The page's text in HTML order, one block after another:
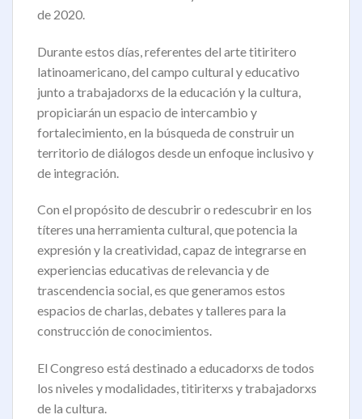
de 2020.
Durante estos días, referentes del arte titiritero
latinoamericano, del campo cultural y educativo
junto a trabajadorxs de la educación y la cultura,
propiciarán un espacio de intercambio y
fortalecimiento, en la búsqueda de construir un
territorio de diálogos desde un enfoque inclusivo y
de integración.
Con el propósito de descubrir o redescubrir en los
títeres una herramienta cultural, que potencia la
expresión y la creatividad, capaz de integrarse en
experiencias educativas de relevancia y de
trascendencia social, es que generamos estos
espacios de charlas, debates y talleres para la
construcción de conocimientos.
El Congreso está destinado a educadorxs de todos
los niveles y modalidades, titiriterxs y trabajadorxs
de la cultura.